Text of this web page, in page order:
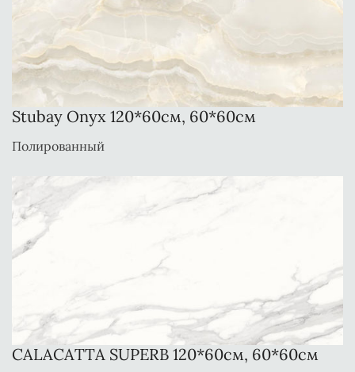
Stubay Onyx 120*60см, 60*60см
Полированный
CALACATTA SUPERB 120*60см, 60*60см